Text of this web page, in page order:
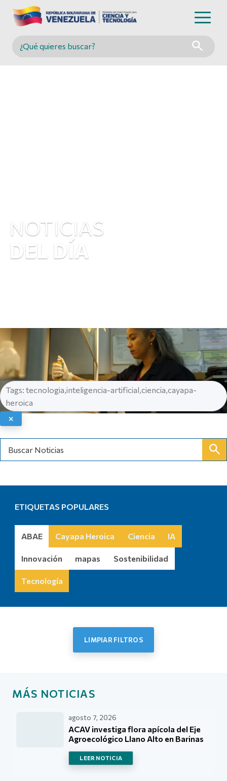
Buscar en MINCYT
NOTICIAS
DEL DÍA
Tags: tecnologia,inteligencia-artificial,ciencia,cayapa-
heroica
✕
Buscar Noticias
ETIQUETAS POPULARES
ABAE Cayapa Heroica Ciencia IA
Innovación mapas Sostenibilidad
Tecnología
LIMPIAR FILTROS
MÁS NOTICIAS
agosto 7, 2026
ACAV investiga flora apícola del Eje
Agroecológico Llano Alto en Barinas
LEER NOTICIA